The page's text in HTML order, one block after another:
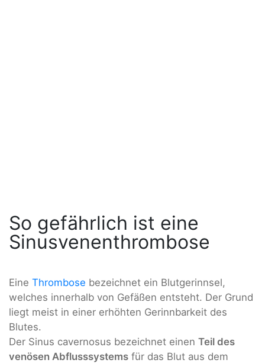
So gefährlich ist eine
Sinusvenenthrombose
Eine Thrombose bezeichnet ein Blutgerinnsel,
welches innerhalb von Gefäßen entsteht. Der Grund
liegt meist in einer erhöhten Gerinnbarkeit des
Blutes.
Der Sinus cavernosus bezeichnet einen Teil des
venösen Abflusssystems für das Blut aus dem